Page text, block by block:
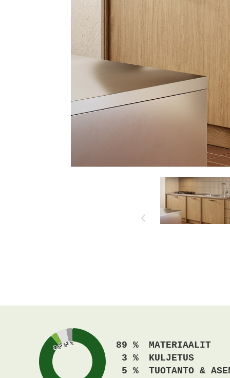
käytettävät
materiaalit
DESIGNERILLA
3 %
3 %5 %
5 %3 %
3 % 89 %
MATERIAALIT
3 %
KULJETUS
5 %
TUOTANTO &